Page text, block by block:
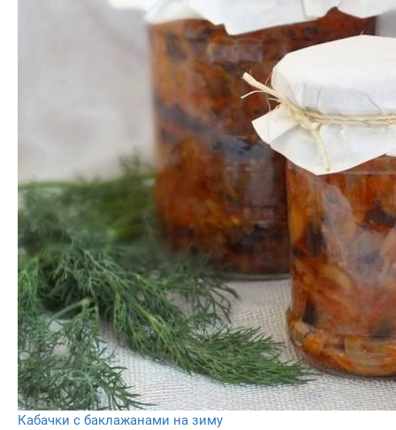
Кабачки с баклажанами на зиму